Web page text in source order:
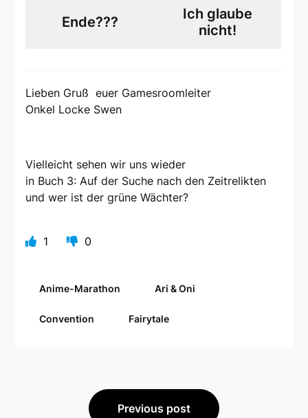
Ende???
Ich glaube
nicht!
Lieben Gruß euer Gamesroomleiter
Onkel Locke Swen
Vielleicht sehen wir uns wieder
in Buch 3: Auf der Suche nach den Zeitrelikten
und wer ist der grüne Wächter?
1 0
Anime-Marathon Ari & Oni
Convention Fairytale
Beitragsnavigation
Previous post